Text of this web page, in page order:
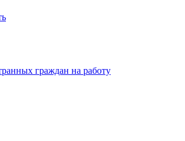
граждан на работу